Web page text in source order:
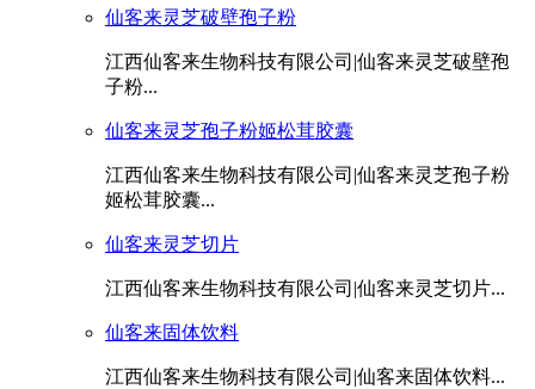
仙客来灵芝破壁孢子粉
江西仙客来生物科技有限公司|仙客来灵芝破壁孢
子粉...
仙客来灵芝孢子粉姬松茸胶囊
江西仙客来生物科技有限公司|仙客来灵芝孢子粉
姬松茸胶囊...
仙客来灵芝切片
江西仙客来生物科技有限公司|仙客来灵芝切片...
仙客来固体饮料
江西仙客来生物科技有限公司|仙客来固体饮料...